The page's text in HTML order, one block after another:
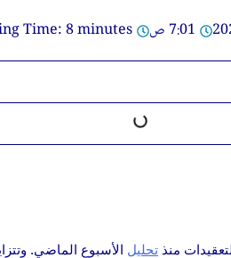
7:01 ص Time:8minutes
منذ تحليل الأسبوع الماضي.